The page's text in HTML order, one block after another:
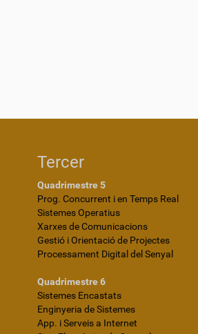
Tercer
Quadrimestre 5
Prog. Concurrent i en Temps Real
Sistemes Operatius
Xarxes de Comunicacions
Gestió i Orientació de Projectes
Processament Digital del Senyal
Quadrimestre 6
Sistemes Encastats
Enginyeria de Sistemes
App. i Serveis a Internet